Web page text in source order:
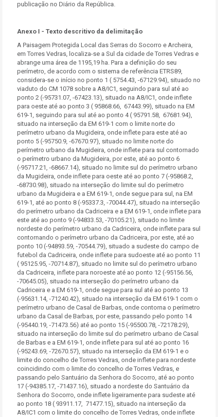
publicação no Diário da República.
Anexo I - Texto descritivo da delimitação
A Paisagem Protegida Local das Serras do Socorro e Archeira,
em Torres Vedras, localiza-se a Sul da cidade de Torres Vedras e
abrange uma área de 1195,19 ha. Para a definição do seu
perímetro, de acordo com o sistema de referência ETRS89,
considera-se o início no ponto 1 ( 5754.43, -67129.94), situado no
viaduto do CM 1078 sobre a A8/IC1, seguindo para sul até ao
ponto 2 (-95731.07, -67423.13), situado na A8/IC1, onde inflete
para oeste até ao ponto 3 ( 95868.66, 67443.99), situado na EM
619-1, seguindo para sul até ao ponto 4 ( 95791.58, 67681.94),
situado na interseção da EM 619-1 com o limite norte do
perímetro urbano da Mugideira, onde inflete para este até ao
ponto 5 (-95750.9, -67670.97), situado no limite norte do
perímetro urbano da Mugideira, onde inflete para sul contornado
o perímetro urbano da Mugideira, por este, até ao ponto 6
(-95717.21, -68667.14), situado no limite sul do perímetro urbano
da Mugideira, onde inflete para oeste até ao ponto 7 (-95868.2,
-68730.98), situado na interseção do limite sul do perímetro
urbano da Mugideira e a EM 619-1, onde segue para sul, na EM
619-1, até ao ponto 8 (-95337.3, -70044.47), situado na interseção
do perímetro urbano da Cadriceira e a EM 619-1, onde inflete para
este até ao ponto 9 (-94833.53, -70105.21), situado no limite
nordeste do perímetro urbano da Cadriceira, onde inflete para sul
contornando o perímetro urbano da Cadriceira, por este, até ao
ponto 10 (-94893.59, -70544.79), situado a sudeste do campo de
futebol da Cadriceira, onde inflete para sudoeste até ao ponto 11
( 95125.95, -70714.87), situado no limite sul do perímetro urbano
da Cadriceira, inflete para noroeste até ao ponto 12 (-95156.56,
-70645.05), situado na interseção do perímetro urbano da
Cadriceira e a EM 619-1, onde segue para sul até ao ponto 13
(-95631.14, -71240.42), situado na interseção da EM 619-1 com o
perímetro urbano de Casal de Barbas, onde contorna o perímetro
urbano da Casal de Barbas, por este, passando pelo ponto 14
(-95440.19, -71473.56) até ao ponto 15 (-95500.78, -72178.29),
situado na interseção do limite sul do perímetro urbano de Casal
de Barbas e a EM 619-1, onde inflete para sul até ao ponto 16
(-95243.69, -72670.57), situado na interseção da EM 619-1 e o
limite do concelho de Torres Vedras, onde inflete para nordeste
coincidindo com o limite do concelho de Torres Vedras, e
passando pelo Santuário da Senhora do Socorro, até ao ponto
17 (-94385.17, -71437.16), situado a nordeste do Santuário da
Senhora do Socorro, onde inflete ligeiramente para sudeste até
ao ponto 18 ( 93911.17, 71477.15), situado na interseção da
A8/IC1 com o limite do concelho de Torres Vedras, onde inflete